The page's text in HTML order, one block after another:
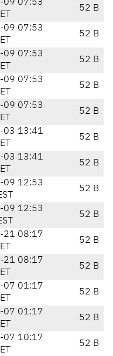
09 07:53
52 B
09 07:53
52 B
09 07:53
52 B
09 07:53
52 B
09 07:53
52 B
03 13:41
52 B
03 13:41
52 B
09 12:53
52 B
09 12:53
52 B
21 08:17
52 B
21 08:17
52 B
07 01:17
52 B
07 01:17
52 B
07 10:17
52 B